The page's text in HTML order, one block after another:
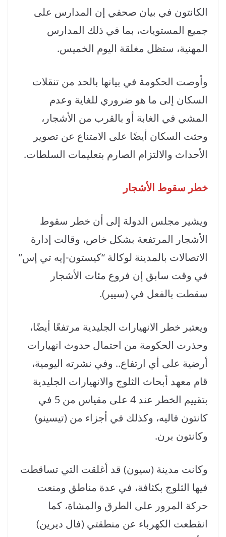
الكانتون في بيان صحفي إن المدارس على
جميع المستويات، بما في ذلك المدارس
المهنية، ستظل مغلقة اليوم الخميس.
وأوصت الحكومة في بيانها بالحد من تنقلات
السكان إلى ما هو ضروري للغاية وعدم
المشي في الغابة أو بالقرب من الأشجار،
وحثت السكان أيضًا على الامتناع عن تصوير
الأحداث والالتزام الصارم بتعليمات السلطات.
خطر سقوط الأشجار
ويشير مجلس الدولة إلى أن خطر سقوط
الأشجار المرتفعة بشكل خاص، وقالت إدارة
الاتصالات بالمدينة لوكالة “كيستون-إيه تي إس”
في وقت سابق إن فروع مئات الأشجار
سقطت بالفعل في (سيير).
ويعتبر خطر الانهيارات الجليدية مرتفعًا أيضًا،
وحذرت الحكومة من احتمال حدوث انهيارات
أرضية على أي ارتفاع.. وفي نشرته اليومية،
قام معهد أبحاث الثلوج والانهيارات الجليدية
بتقييم الخطر عند 4 على مقياس من 5 في
كانتون فاليه، وكذلك في أجزاء من (تيسينو)
وكانتون برن.
وكانت مدينة (سيون) قد أغلقت التي تساقطت
فيها الثلوج بكثافة، في عدة مناطق ومنعت
حركة المرور على الطرق والمشاة، كما
انقطعت الكهرباء عن منطقتي (فال ديرين)